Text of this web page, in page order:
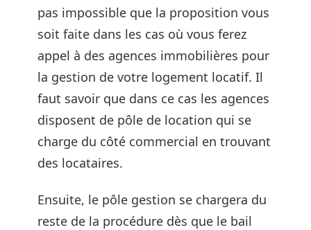
pas impossible que la proposition vous
soit faite dans les cas où vous ferez
appel à des agences immobilières pour
la gestion de votre logement locatif. Il
faut savoir que dans ce cas les agences
disposent de pôle de location qui se
charge du côté commercial en trouvant
des locataires.
Ensuite, le pôle gestion se chargera du
reste de la procédure dès que le bail